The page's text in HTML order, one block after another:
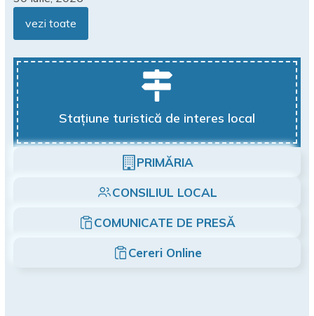
vezi toate
Stațiune turistică de interes local
PRIMĂRIA
CONSILIUL LOCAL
COMUNICATE DE PRESĂ
Cereri Online